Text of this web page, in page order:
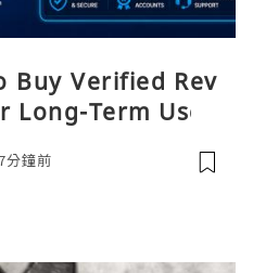
Buy Verified Rev
Term Use
分鐘前